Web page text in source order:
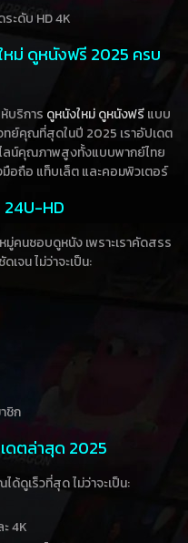
ะดับ HD 4K
ม่ ดูหนังฟรี 2025 ครบ
บริการ ดูหนังใหม่ดูหนังฟรีแบบ
ทย์คุณที่สุดในปี 2025 เราอัปเดต
ลน์คุณภาพสูงทั้งแบบพากย์ไทย
อถือ แท็บเล็ต และคอมพิวเตอร์
HD
คนชอบดูหนัง เพราะเราคัดสรร
จน ไม่ว่าจะเป็น:
ชิก
ดตล่าสุด 2025
ด้ดูเร็วที่สุด ไม่ว่าจะเป็น:
4K